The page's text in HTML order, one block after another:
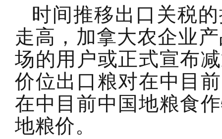
时间推移出口关税
走高，加拿大农企业
场的用户或正式宣布
价位出口粮对在中目
在中目前中国地粮食
地粮价。